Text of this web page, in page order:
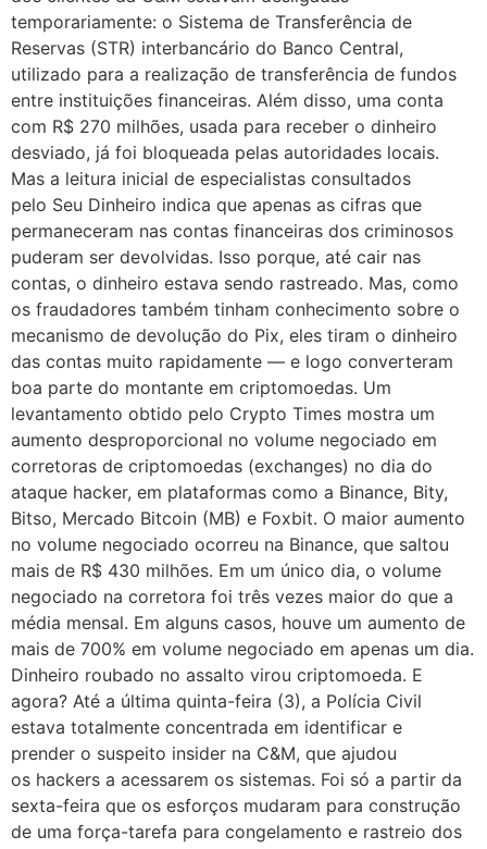
temporariamente: o Sistema de Transferência de
Reservas (STR) interbancário do Banco Central,
utilizado para a realização de transferência de fundos
entre instituições financeiras. Além disso, uma conta
com R$ 270 milhões, usada para receber o dinheiro
desviado, já foi bloqueada pelas autoridades locais.
Mas a leitura inicial de especialistas consultados
pelo Seu Dinheiro indica que apenas as cifras que
permaneceram nas contas financeiras dos criminosos
puderam ser devolvidas. Isso porque, até cair nas
contas, o dinheiro estava sendo rastreado. Mas, como
os fraudadores também tinham conhecimento sobre o
mecanismo de devolução do Pix, eles tiram o dinheiro
das contas muito rapidamente — e logo converteram
boa parte do montante em criptomoedas. Um
levantamento obtido pelo Crypto Times mostra um
aumento desproporcional no volume negociado em
corretoras de criptomoedas (exchanges) no dia do
ataque hacker, em plataformas como a Binance, Bity,
Bitso, Mercado Bitcoin (MB) e Foxbit. O maior aumento
no volume negociado ocorreu na Binance, que saltou
mais de R$ 430 milhões. Em um único dia, o volume
negociado na corretora foi três vezes maior do que a
média mensal. Em alguns casos, houve um aumento de
mais de 700% em volume negociado em apenas um dia.
Dinheiro roubado no assalto virou criptomoeda. E
agora? Até a última quinta-feira (3), a Polícia Civil
estava totalmente concentrada em identificar e
prender o suspeito insider na C&M, que ajudou
os hackers a acessarem os sistemas. Foi só a partir da
sexta-feira que os esforços mudaram para construção
de uma força-tarefa para congelamento e rastreio dos